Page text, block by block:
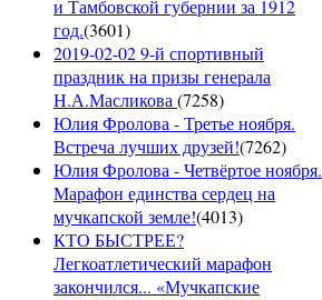
и Тамбовской губернии за 1912
год.(3601)
2019-02-02 9-й спортивный
праздник на призы генерала
Н.А.Масликова(7258)
Юлия Фролова - Третье ноября.
Встреча лучших друзей!(7262)
Юлия Фролова - Четвёртое ноября.
Марафон единства сердец на
мучкапской земле!(4013)
КТО БЫСТРЕЕ?
Легкоатлетический марафон
закончился... «Мучкапские